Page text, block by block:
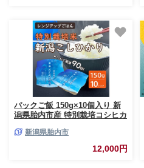
パックご飯 150g×10個入り 新
潟県胎内市産 特別栽培コシヒカ
新潟県胎内市
12,000円